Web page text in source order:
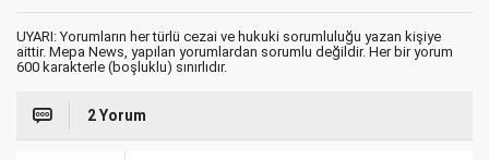
UYARI: Yorumların her türlü cezai ve hukuki sorumluluğu yazan kişiye
aittir. Mepa News, yapılan yorumlardan sorumlu değildir. Her bir yorum
600 karakterle (boşluklu) sınırlıdır.
2 Yorum